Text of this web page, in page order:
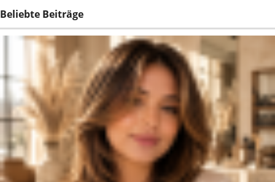
Beliebte Beiträge